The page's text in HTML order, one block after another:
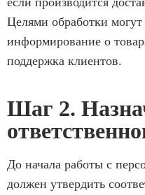
Целями обработки
информирование о
поддержка клиентов.
Шаг 2.
До начала работы с
должен утвердить